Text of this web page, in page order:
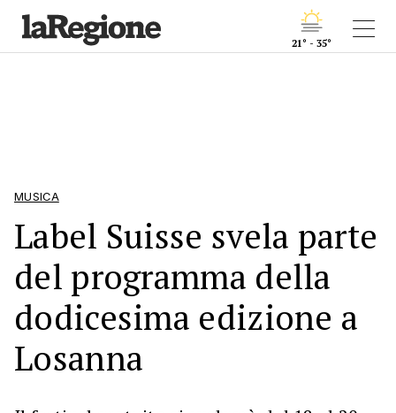
21° - 35°
MUSICA
Label Suisse svela parte
del programma della
dodicesima edizione a
Losanna